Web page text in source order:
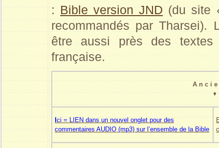
: Bible version JND (du site
recommandés par Tharsei).
être aussi près des
française.
A n c i
♦
ci = LIEN dans un nouvel onglet pour des
commentaires AUDIO (mp3) sur l’ensemble de la Bible